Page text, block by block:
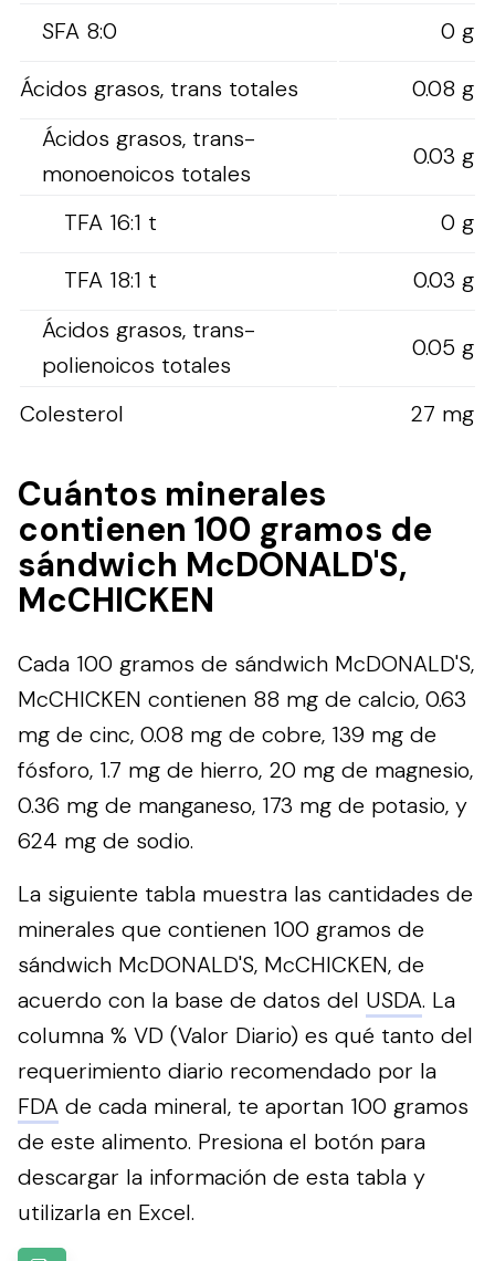
SFA 8:0
0 g
Ácidos grasos, trans totales
0.08 g
Ácidos grasos, trans-
monoenoicos totales
0.03 g
TFA 16:1 t
0 g
TFA 18:1 t
0.03 g
Ácidos grasos, trans-
polienoicos totales
0.05 g
Colesterol 27 mg
Cuántos minerales
contienen 100 gramos de
sándwich McDONALD'S,
McCHICKEN
Cada 100 gramos de sándwich McDONALD'S,
McCHICKEN contienen 88 mg de calcio, 0.63
mg de cinc, 0.08 mg de cobre, 139 mg de
fósforo, 1.7 mg de hierro, 20 mg de magnesio,
0.36 mg de manganeso, 173 mg de potasio, y
624 mg de sodio.
La siguiente tabla muestra las cantidades de
minerales que contienen 100 gramos de
sándwich McDONALD'S, McCHICKEN, de
acuerdo con la base de datos del USDA. La
columna % VD (Valor Diario) es qué tanto del
requerimiento diario recomendado por la
FDA de cada mineral, te aportan 100 gramos
de este alimento. Presiona el botón para
descargar la información de esta tabla y
utilizarla en Excel.